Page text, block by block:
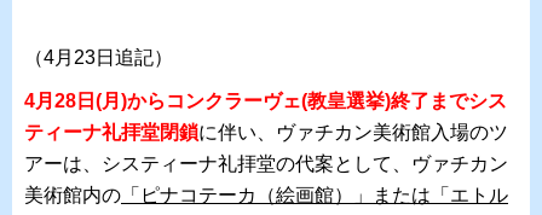
（4月23日追記）
4月28日(月)からコンクラーヴェ(教皇選挙)終了までシス
ティーナ礼拝堂閉鎖に伴い、ヴァチカン美術館入場のツ
アーは、システィーナ礼拝堂の代案として、ヴァチカン
美術館内の 「ピナコテーカ（絵画館）」または「エトル